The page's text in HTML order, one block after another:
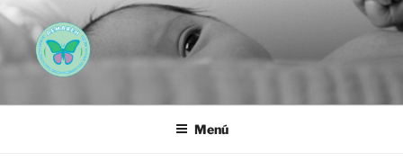
Saltar
al
contenido
AEMAREH
Menú